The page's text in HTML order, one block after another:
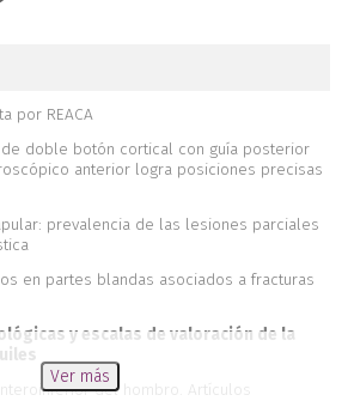
por REACA
doble botón cortical con guía posterior
anterior logra posiciones precisas
prevalencia de las lesiones parciales
en partes blandas asociados a fracturas
y escalas de valoración de la
del hombro. Artículos
Ver más